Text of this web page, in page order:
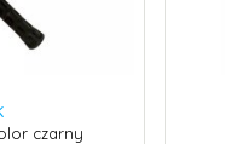
czarny